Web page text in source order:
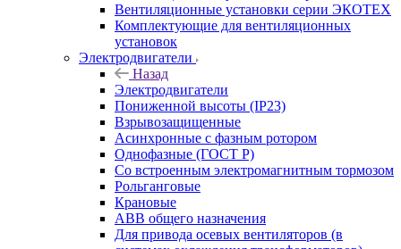
Вентиляционные установки серии ЭКОТЕХ
Комплектующие для вентиляционных
установок
Электродвигатели
Назад
Электродвигатели
Пониженной высоты (IP23)
Взрывозащищенные
Асинхронные с фазным ротором
Однофазные (ГОСТ Р)
Со встроенным электромагнитным тормозом
Рольганговые
Крановые
АВВ общего назначения
Для привода осевых вентиляторов (в